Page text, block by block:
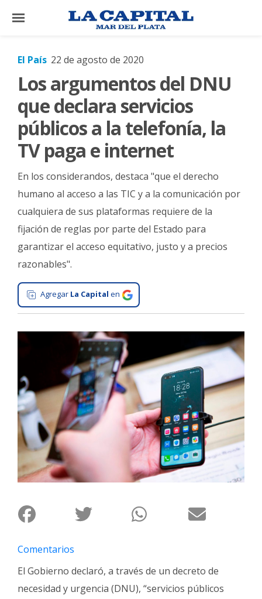
×
El
El
Mundo
La
Cultura
Tecnología
Gastronomía
Salud
General
La
y
Espectáculos
Policiales
Cartelera
Fotos
de
Familia
Clasificados
El País 22 de agosto de 2020
Los argumentos del DNU
que declara servicios
públicos a la telefonía, la
TV paga e internet
En los considerandos, destaca "que el derecho
humano al acceso a las TIC y a la comunicación por
cualquiera de sus plataformas requiere de la
fijación de reglas por parte del Estado para
garantizar el acceso equitativo, justo y a precios
razonables".
Agregar La Capital en
Comentarios
El Gobierno declaró, a través de un decreto de
necesidad y urgencia (DNU), “servicios públicos